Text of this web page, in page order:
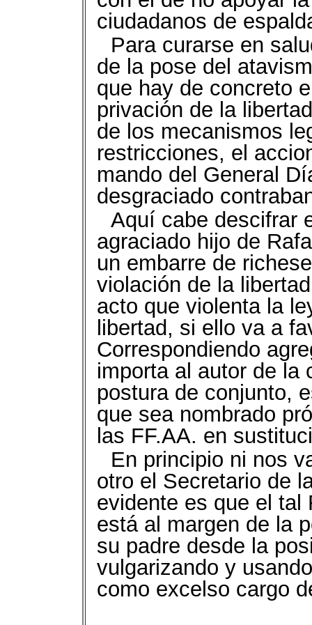
ciudadanos de
Para curarse en
de la pose del
que hay de concreto
privación de la
de los mecanismos
restricciones, el
mando del General
desgraciado
Aquí cabe descifrar
agraciado hijo de
un embarre de
violación de la
acto que violenta la
libertad, si ello va a
Correspondiendo
importa al autor de la
postura de conjunto,
que sea nombrado
las FF.AA. en
En principio ni nos
otro el Secretario de
evidente es que el tal
está al margen de la
su padre desde la
vulgarizando y
como excelso cargo